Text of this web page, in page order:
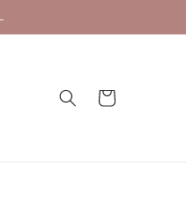
Winkelwagen